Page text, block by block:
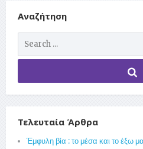
Αναζήτηση
Τελευταία Άρθρα
Έμφυλη βία : το μέσα και το